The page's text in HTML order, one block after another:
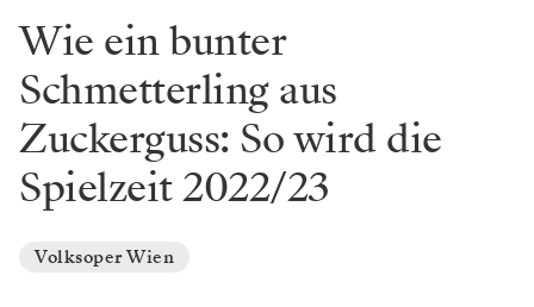
Wie ein bunter
Schmetterling aus
Zuckerguss: So wird die
Spielzeit 2022/23
Volksoper Wien